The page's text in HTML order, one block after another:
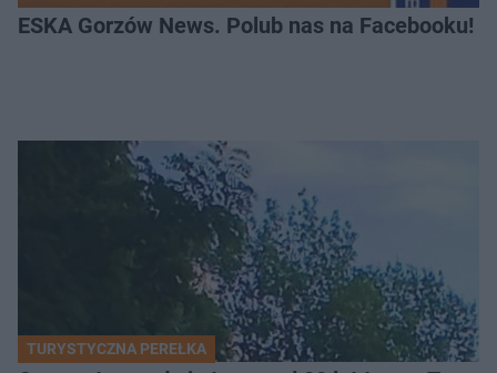
ESKA Gorzów News. Polub nas na Facebooku!
TURYSTYCZNA PEREŁKA